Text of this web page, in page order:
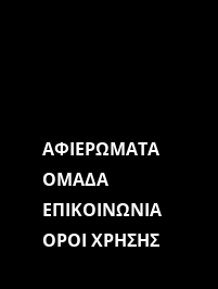
ΑΦΙΕΡΩΜΑΤΑ
ΟΜΑΔΑ
ΕΠΙΚΟΙΝΩΝΙΑ
ΟΡΟΙ ΧΡΗΣΗΣ